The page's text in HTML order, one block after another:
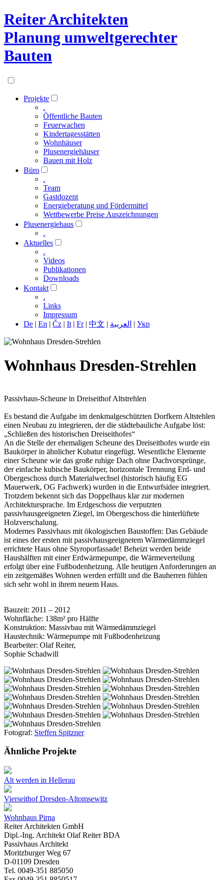
Reiter Architekten
Planung umweltgerechter
Bauten
Projekte
.
Öffentliche Bauten
Feuerwachen
Kindertagesstätten
Wohnhäuser
Plusenergiehäuser
Bauen mit Holz
Büro
.
Team
Gastdozent
Energieberatung und Fördermittel
Wettbewerbe Preise Auszeichnungen
Plusenergiehaus
.
Aktuelles
.
Videos
Publikationen
Downloads
Kontakt
.
Links
Impressum
De | En | Čz | It | Fr| 中文 | العربية | Укр
Wohnhaus Dresden-Strehlen
Passivhaus-Scheune in Dreiseithof Altstrehlen
Es bestand die Aufgabe im denkmalgeschützten Dorfkern Altstehlen
einen Neubau zu integrieren, der die städtebauliche Aufgabe löst:
„Schließen des historischen Dreiseithofes“
An die Stelle der ehemaligen Scheune des Dreiseithofes wurde ein
Baukörper in ähnlicher Kubatur eingefügt. Wesentliche Elemente
einer Scheune wie das große ruhige Dach ohne Dachvorsprünge,
der einfache kubische Baukörper, horizontale Trennung Erd- und
Obergeschoss durch Materialwechsel (historisch häufig EG
Mauerwerk, OG Fachwerk) wurden in die Entwurfsidee integriert.
Trotzdem bekennt sich das Doppelhaus klar zur modernen
Architektursprache. Im Erdgeschoss die verputzten
passivhausgeeigneten Ziegel, im Obergeschoss die hinterlüftete
Holzverschalung.
Modernes Passivhaus mit ökologischen Baustoffen: Das Gebäude
ist eines der ersten mit passivhausgeeignetem Wärmedämmziegel
errichtete Haus ohne Styroporfassade! Beheizt werden beide
Haushälften mit einer Erdwärmepumpe, die Wärmeverteilung
erfolgt über eine Fußbodenheizung. Alle heutigen Anforderungen an
ein zeitgemäßes Wohnen werden erfüllt und die Bauherren fühlen
sich sehr wohl in ihrem neuem Haus.
Bauzeit: 2011 – 2012
Wohnfläche: 138m² pro Hälfte
Konstruktion: Massivbau mit Wärmedämmziegel
Haustechnik: Wärmepumpe mit Fußbodenheizung
Bearbeiter: Olaf Reiter,
Sophie Schadwill
Fotograf: Steffen Spitzner
Ähnliche Projekte
Alt werden in Hellerau
Vierseithof Dresden-Altomsewitz
Wohnhaus Pirna
Reiter Architekten GmbH
Dipl.-Ing. Architekt Olaf Reiter BDA
Passivhaus Architekt
Moritzburger Weg 67
D-01109 Dresden
Tel. 0049-351 885050